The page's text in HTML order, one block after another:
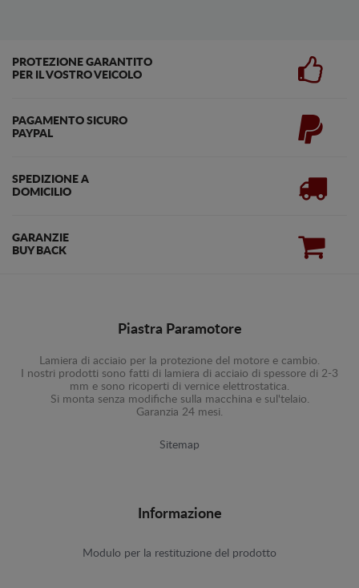
PROTEZIONE GARANTITO
PER IL VOSTRO VEICOLO
PAGAMENTO SICURO
PAYPAL
SPEDIZIONE A
DOMICILIO
GARANZIE
BUY BACK
Piastra Paramotore
Lamiera di acciaio per la protezione del motore e cambio.
I nostri prodotti sono fatti di lamiera di acciaio di spessore di 2-3
mm e sono ricoperti di vernice elettrostatica.
Si monta senza modifiche sulla macchina e sul'telaio.
Garanzia 24 mesi.
Sitemap
Informazione
Modulo per la restituzione del prodotto